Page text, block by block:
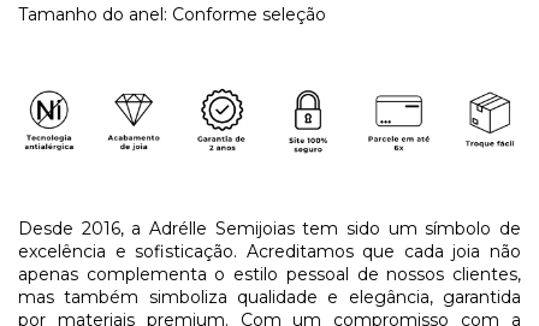
Tamanho do anel: Conforme seleção
Desde 2016, a Adrélle Semijoias tem sido um símbolo de
excelência e sofisticação. Acreditamos que cada joia não
apenas complementa o estilo pessoal de nossos clientes,
mas também simboliza qualidade e elegância, garantida
por materiais premium. Com um compromisso com a